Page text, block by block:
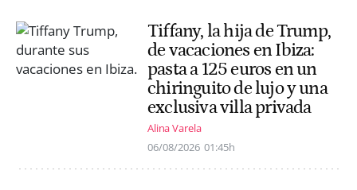
Tiffany, la hija de Trump,
de vacaciones en Ibiza:
pasta a 125 euros en un
chiringuito de lujo y una
exclusiva villa privada
Alina Varela
06/08/2026 01:45h